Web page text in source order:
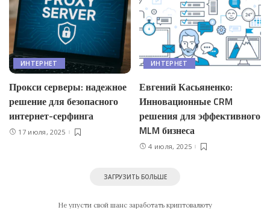
ИНТЕРНЕТ
Прокси серверы: надежное
решение для безопасного
интернет-серфинга
17 июля, 2025
ИНТЕРНЕТ
Евгений Касьяненко:
Инновационные CRM
решения для эффективного
MLM бизнеса
4 июля, 2025
ЗАГРУЗИТЬ БОЛЬШЕ
Не упусти свой шанс заработать криптовалюту